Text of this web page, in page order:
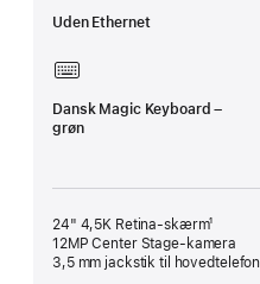
Uden Ethernet
Dansk Magic Keyboard –
grøn
24" 4,5K Retina-skærm¹
12MP Center Stage-kamera
3,5 mm jackstik til